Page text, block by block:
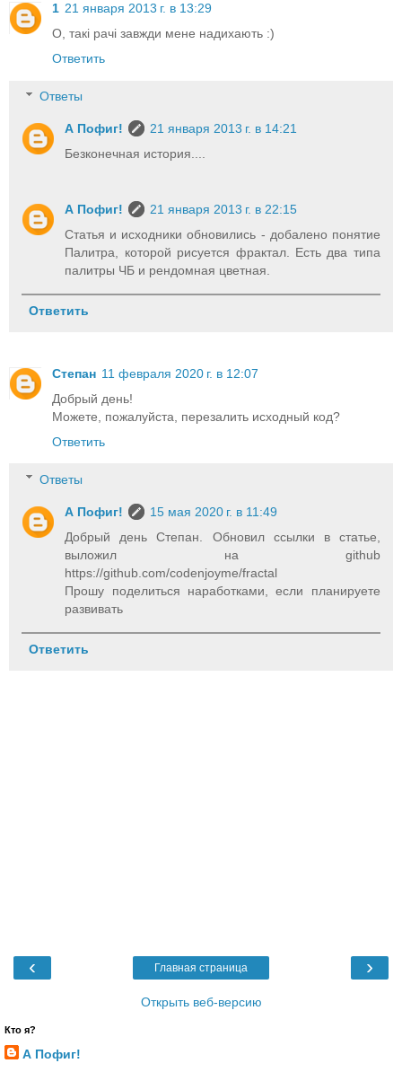
1 21 января 2013 г. в 13:29
О, такі рачі завжди мене надихають :)
Ответить
Ответы
А Пофиг!
21 января 2013 г. в 14:21
Безконечная история....
А Пофиг!
21 января 2013 г. в 22:15
Статья и исходники обновились - добалено понятие
Палитра, которой рисуется фрактал. Есть два типа
палитры ЧБ и рендомная цветная.
Ответить
Степан 11 февраля 2020 г. в 12:07
Добрый день!
Можете, пожалуйста, перезалить исходный код?
Ответить
Ответы
А Пофиг!
15 мая 2020 г. в 11:49
Добрый день Степан. Обновил ссылки в статье,
выложил на github
https://github.com/codenjoyme/fractal
Прошу поделиться наработками, если планируете
развивать
Ответить
‹ ›
Главная страница
Открыть веб-версию
Кто я?
А Пофиг!